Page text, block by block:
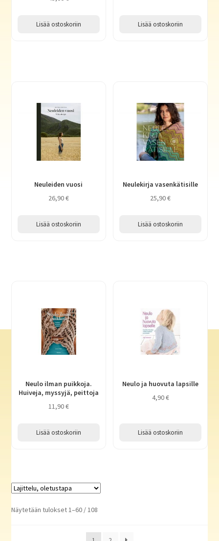
Lisää ostoskoriin Lisää ostoskoriin
Neuleiden vuosi
26,90€
Lisää ostoskoriin
Neulekirja vasenkätisille
25,90€
Lisää ostoskoriin
Neulo ilman puikkoja.
Huiveja, myssyjä, peittoja
11,90€
Lisää ostoskoriin
Neulo ja huovuta lapsille
4,90€
Lisää ostoskoriin
Näytetään tulokset 1–60 / 108